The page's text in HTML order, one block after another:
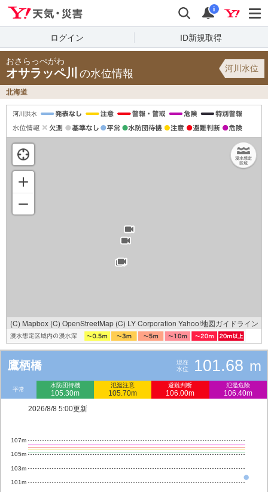
検索 通知
i
ログイン ID新規取得
おさらっぺがわ
オサラッペ川 の水位情報 河川水位
北海道
(C) Mapbox (C) OpenStreetMap (C) LY Corporation Yahoo!地図ガイドライン
鷹栖橋
現在
水位
101.68 m
平常
水防団待機
105.30m
氾濫注意
105.70m
避難判断
106.00m
氾濫危険
106.40m
2026/8/8 5:00更新
101m
103m
105m
107m